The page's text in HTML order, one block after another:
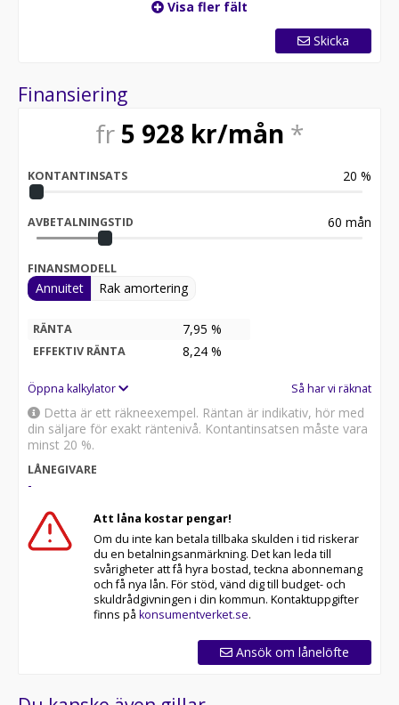
Visa fler fält
Skicka
Finansiering
fr 5 928 kr/mån *
KONTANTINSATS 20 %
AVBETALNINGSTID 60 mån
FINANSMODELL
Annuitet Rak amortering
RÄNTA 7,95 %
EFFEKTIV RÄNTA 8,24 %
Öppna kalkylator Så har vi räknat
Detta är ett räkneexempel. Räntan är indikativ, hör med
din säljare för exakt räntenivå. Kontantinsatsen måste vara
minst 20 %.
LÅNEGIVARE
-
Att låna kostar pengar!
Om du inte kan betala tillbaka skulden i tid riskerar
du en betalningsanmärkning. Det kan leda till
svårigheter att få hyra bostad, teckna abonnemang
och få nya lån. För stöd, vänd dig till budget- och
skuldrådgivningen i din kommun. Kontaktuppgifter
finns på konsumentverket.se.
Ansök om lånelöfte